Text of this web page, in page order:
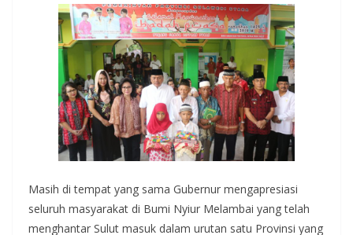
Masih di tempat yang sama Gubernur mengapresiasi
seluruh masyarakat di Bumi Nyiur Melambai yang telah
menghantar Sulut masuk dalam urutan satu Provinsi yang